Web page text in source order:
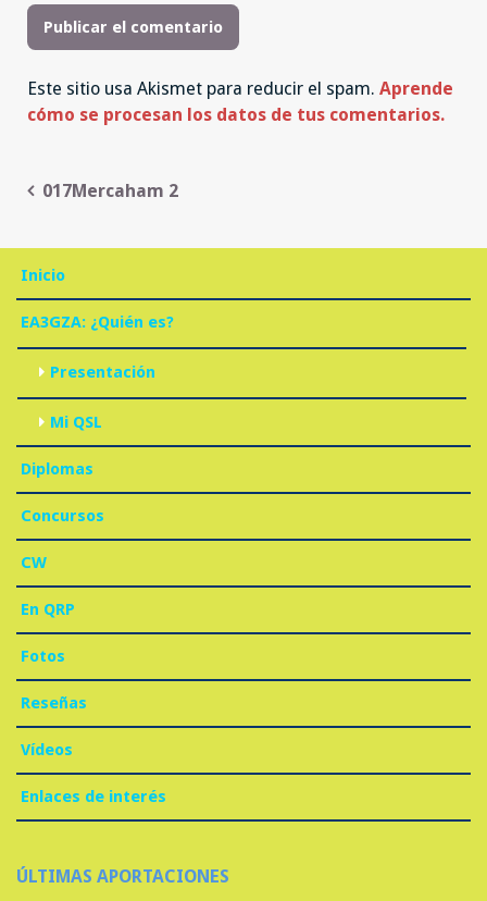
Este sitio usa Akismet para reducir el spam. Aprende
cómo se procesan los datos de tus comentarios.
Navegación
entradas
017Mercaham 2
Inicio
EA3GZA: ¿Quién es?
Presentación
Mi QSL
Diplomas
Concursos
CW
En QRP
Fotos
Reseñas
Vídeos
Enlaces de interés
ÚLTIMAS APORTACIONES